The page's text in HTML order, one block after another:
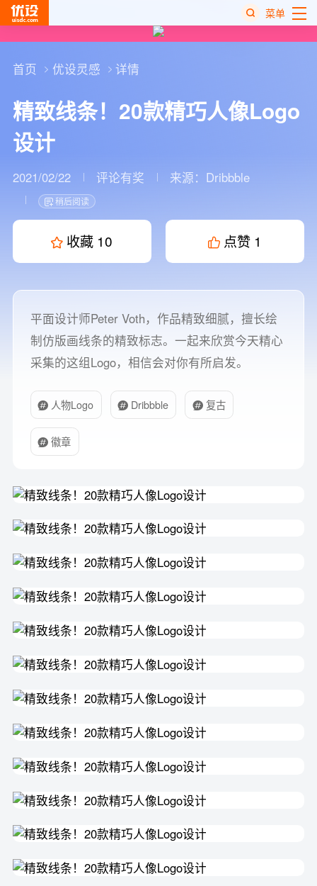
菜单
首页 优设灵感 详情
精致线条！20款精巧人像Logo
设计
2021/02/22 评论有奖 来源： Dribbble
稍后阅读
收藏 10 点赞 1
平面设计师Peter Voth，作品精致细腻，擅长绘
制仿版画线条的精致标志。一起来欣赏今天精心
采集的这组Logo，相信会对你有所启发。
人物Logo Dribbble 复古
徽章